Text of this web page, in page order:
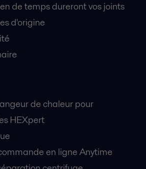
de temps dureront vos joints
d'origine
de chaleur pour
HEXpert
en ligne Anytime